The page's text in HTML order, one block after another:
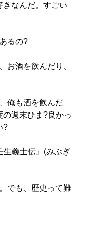
きなんだ。すごい
るの?
お酒を飲んだり、
俺も酒を飲んだ
の週末ひま?良かっ
?
生義士伝』(みぶぎ
でも、歴史って難